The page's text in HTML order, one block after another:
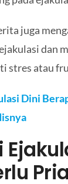
juga
dan
stres atau
Dini